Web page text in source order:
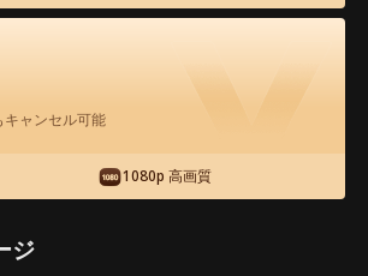
- 億万長者に囚われて 映
41
キャンセル可能
1080p 高画質
ジ